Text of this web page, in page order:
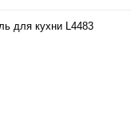
для кухни L4483